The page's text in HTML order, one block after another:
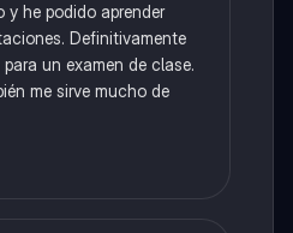
y he podido aprender
Definitivamente
un examen de clase.
me sirve mucho de